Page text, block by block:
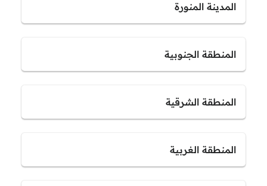
المدينة المنورة
المنطقة الجنوبية
المنطقة الشرقية
المنطقة الغربية